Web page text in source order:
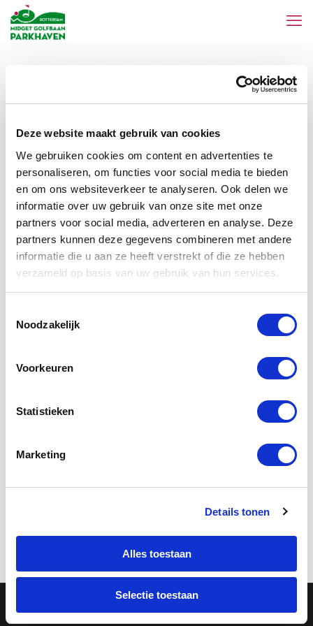
Deze website maakt gebruik van cookies
We gebruiken cookies om content en advertenties te
personaliseren, om functies voor social media te bieden
en om ons websiteverkeer te analyseren. Ook delen we
informatie over uw gebruik van onze site met onze
partners voor social media, adverteren en analyse. Deze
partners kunnen deze gegevens combineren met andere
informatie die u aan ze heeft verstrekt of die ze hebben
verzameld op basis van uw gebruik van hun services.
Noodzakelijk
Voorkeuren
Statistieken
Marketing
Details tonen
Alles toestaan
Selectie toestaan
Show all
Voorjaarsvakantie Rotterdam
2026: Midgetgolf bij Parkhaven
De voorjaarsvakantie is bijna voorbij maar
het voorjaar begint pas! Kom midgetgolfen
lentezon in Rotterdam.
2026 © Copyright - Rotterdam Leisure Group |